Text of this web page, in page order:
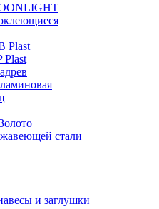
Plast
Plast
стали
и заглушки